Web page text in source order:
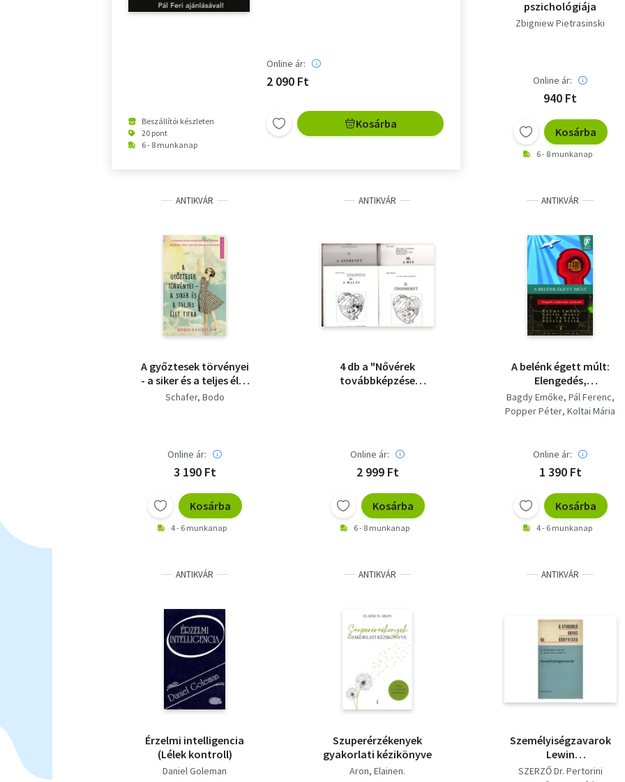
Beszállítói készleten
20 pont
6 - 8 munkanap
Online ár:
2 090 Ft
Kosárba
pszichológiája
Zbigniew Pietrasinski
Online ár:
940 Ft
Kosárba
6 - 8 munkanap
ANTIKVÁR
A győztesek törvényei
- a siker és a teljes élet
titka
Schafer, Bodo
Online ár:
3 190 Ft
Kosárba
4 - 6 munkanap
ANTIKVÁR
4 db a "Nővérek
továbbképzése
szeretet - saját fotó-
Online ár:
2 999 Ft
Kosárba
6 - 8 munkanap
ANTIKVÁR
A belénk égett múlt:
Elengedés,
megbocsátás,
újrakezdés
Bagdy Emőke Pál Ferenc
Popper Péter Koltai Mária
Online ár:
1 390 Ft
Kosárba
4 - 6 munkanap
ANTIKVÁR
Érzelmi intelligencia
(Lélek kontroll)
Daniel Goleman
ANTIKVÁR
Szuperérzékenyek
gyakorlati kézikönyve
Aron, Elainen.
ANTIKVÁR
Személyiségzavarok
Lewin
személyiségmodellje -
SZERZŐ Dr. Pertorini